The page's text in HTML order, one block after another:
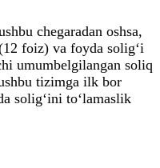
chegaradan oshsa,
foiz) va foyda solig‘i
umumbelgilangan soliq
tizimga ilk bor
solig‘ini to‘lamaslik